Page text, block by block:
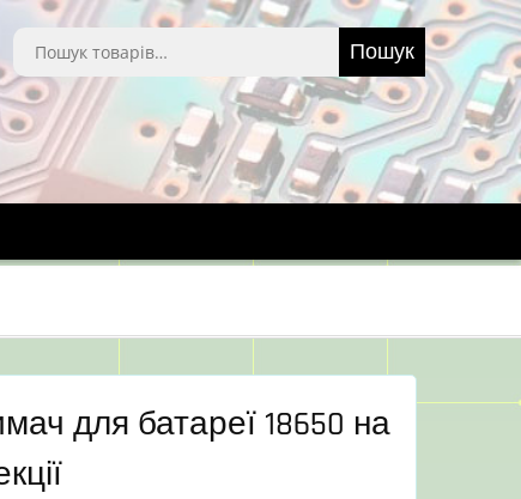
Шукати: Пошук
для батареї 18650 на